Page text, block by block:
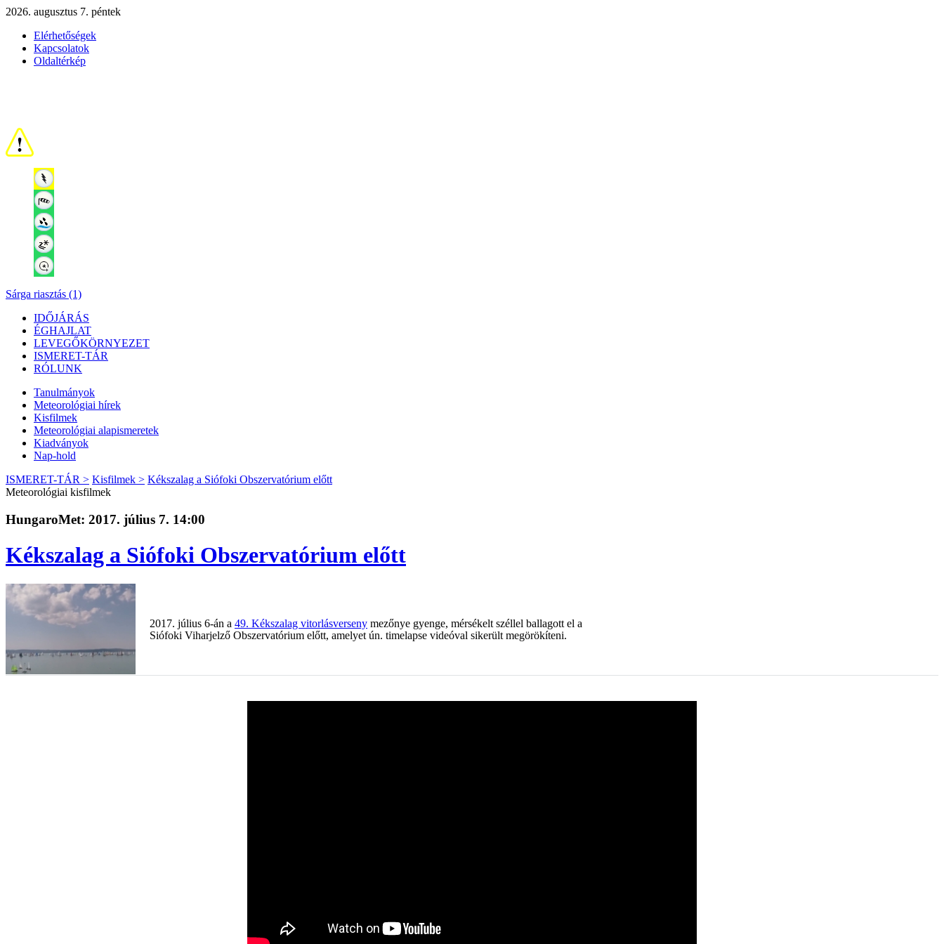
2026. augusztus 7. péntek
Elérhetőségek
Kapcsolatok
Oldaltérkép
Sárga riasztás (1)
IDŐJÁRÁS
ÉGHAJLAT
LEVEGŐKÖRNYEZET
ISMERET-TÁR
RÓLUNK
Tanulmányok
Meteorológiai hírek
Kisfilmek
Meteorológiai alapismeretek
Kiadványok
Nap-hold
ISMERET-TÁR > Kisfilmek > Kékszalag a Siófoki Obszervatórium előtt
Meteorológiai kisfilmek
HungaroMet: 2017. július 7. 14:00
Kékszalag a Siófoki Obszervatórium előtt
2017. július 6-án a 49. Kékszalag vitorlásverseny mezőnye gyenge, mérsékelt széllel ballagott el a
Siófoki Viharjelző Obszervatórium előtt, amelyet ún. timelapse videóval sikerült megörökíteni.